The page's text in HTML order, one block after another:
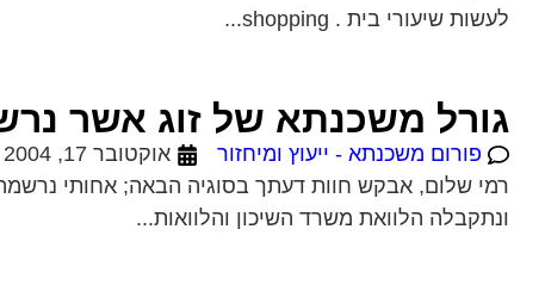
לעשות שיעורי בית . shopping...
גורל משכנתא של זוג אשר
פורום משכנתא - ייעוץ ומיחזור
אוקטובר 17, 2004
רמי שלום, אבקש חוות דעתך בסוגיה הבאה; אחותי נרשמה
ונתקבלה הלוואת משרד השיכון והלוואות...